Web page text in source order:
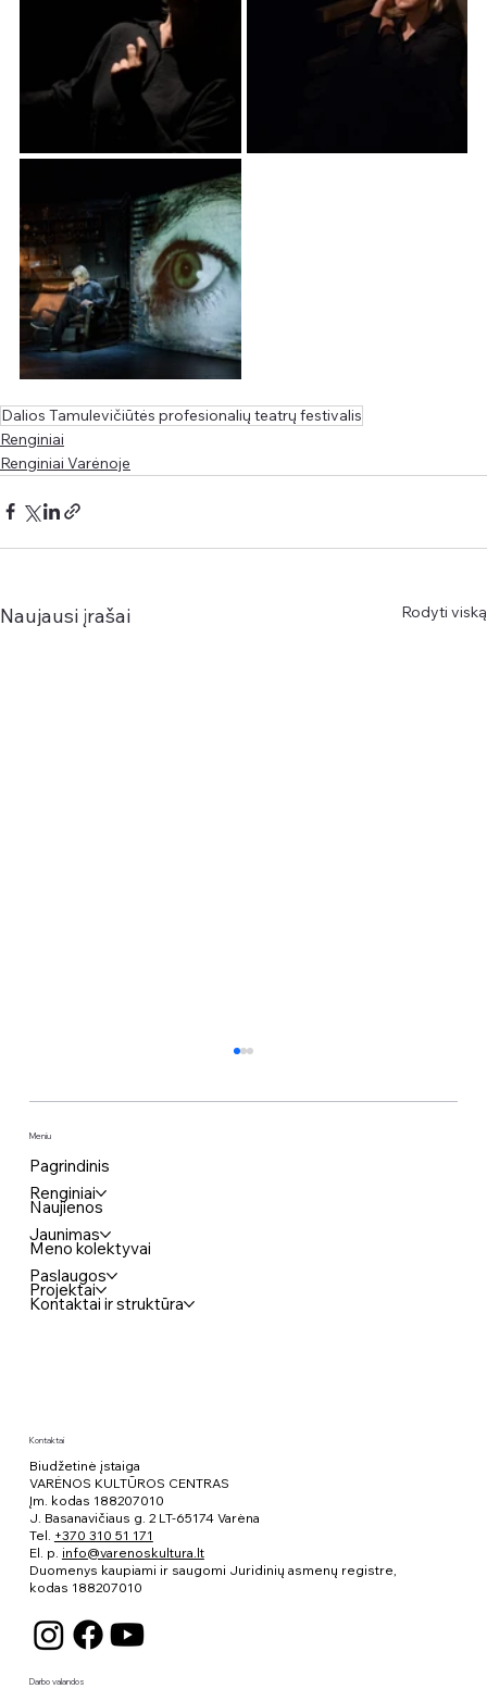
Dalios Tamulevičiūtės profesionalių teatrų festivalis
Renginiai
Renginiai Varėnoje
Naujausi įrašai Rodyti viską
Komedija „KAIMYNAI BE RYŠIO“
Meniu
Pagrindinis
Renginiai
Naujienos
Jaunimas
Meno kolektyvai
Paslaugos
Projektai
Kontaktai ir struktūra
Kontaktai
Biudžetinė įstaiga
VARĖNOS KULTŪROS CENTRAS
Įm. kodas 188207010
J. Basanavičiaus g. 2 LT-65174 Varėna
Tel. +370 310 51 171
El. p. info@varenoskultura.lt
Duomenys kaupiami ir saugomi Juridinių asmenų registre,
kodas 188207010
Darbo valandos